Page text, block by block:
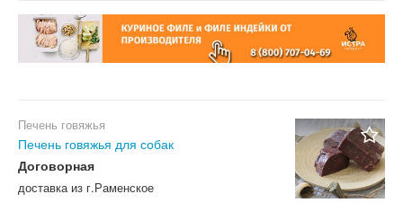
Печень говяжья
Печень говяжья для собак
Договорная
доставка из г.Раменское